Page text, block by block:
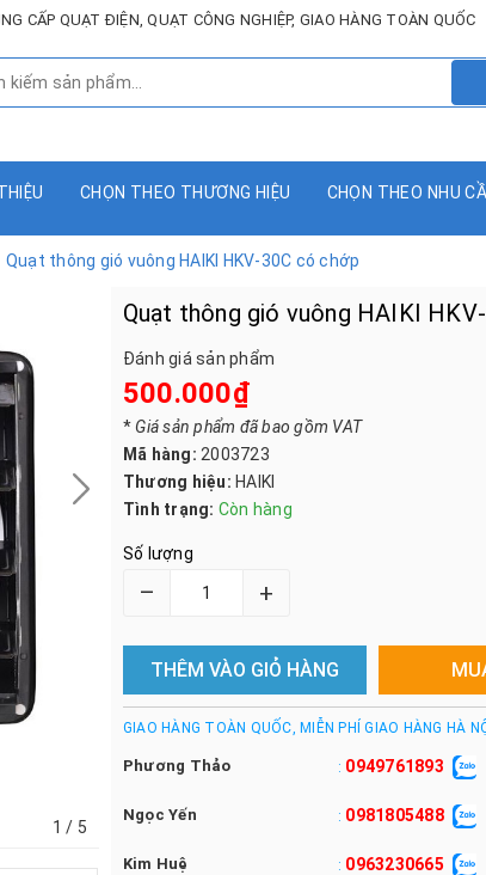
CẤP QUẠT ĐIỆN, QUẠT CÔNG NGHIỆP, GIAO HÀNG TOÀN QUỐC
CHỌN THEO THƯƠNG HIỆU CHỌN THEO NHU
Quạt thông gió vuông HAIKI HKV-30C có chớp
1 / 5
Quạt thông gió vuông HAIKI
Đánh giá sản phẩm
500.000₫
*Giá sản phẩm đã bao gồm VAT
Mã hàng: 2003723
Thương hiệu: HAIKI
Tình trạng: Còn hàng
Số lượng
– +
THÊM VÀO GIỎ HÀNG
GIAO HÀNG TOÀN QUỐC, MIỄN PHÍ GIAO HÀNG HÀ
Phương Thảo : 0949761893
Ngọc Yến : 0981805488
Kim Huệ : 0963230665